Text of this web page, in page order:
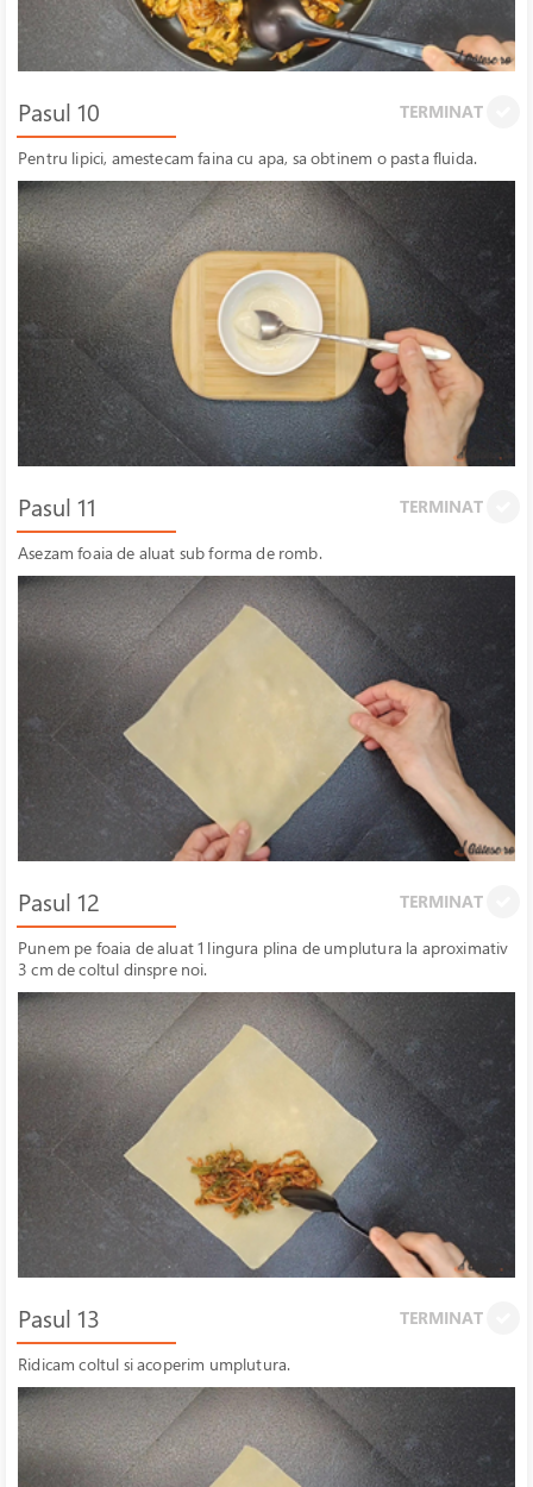
Pasul 10 TERMINAT
Pentru lipici, amestecam faina cu apa, sa obtinem o pasta fluida.
Pasul 11 TERMINAT
Asezam foaia de aluat sub forma de romb.
Pasul 12 TERMINAT
Punem pe foaia de aluat 1 lingura plina de umplutura la aproximativ
3 cm de coltul dinspre noi.
Pasul 13 TERMINAT
Ridicam coltul si acoperim umplutura.